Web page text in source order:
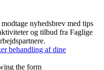
nyhedsbrev med tips
og tilbud fra Faglige
behandling af dine
the form